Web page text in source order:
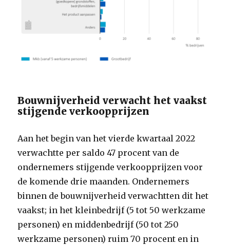
Bouwnijverheid verwacht het vaakst
stijgende verkoopprijzen
Aan het begin van het vierde kwartaal 2022
verwachtte per saldo 47 procent van de
ondernemers stijgende verkoopprijzen voor
de komende drie maanden. Ondernemers
binnen de bouwnijverheid verwachtten dit het
vaakst; in het kleinbedrijf (5 tot 50 werkzame
personen) en middenbedrijf (50 tot 250
werkzame personen) ruim 70 procent en in